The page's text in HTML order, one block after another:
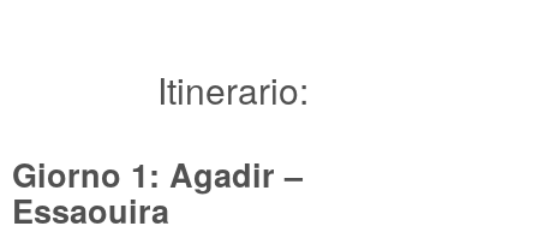
Itinerario:
Giorno 1: Agadir –
Essaouira